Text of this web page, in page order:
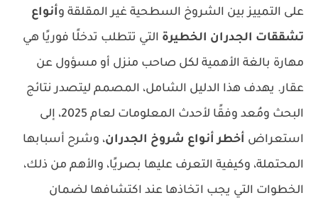
على التمييز بين الشروخ السطحية غير المقلقة وأنواع
تشققات الجدران الخطيرة التي تتطلب تدخلًا فوريًا هي
مهارة بالغة الأهمية لكل صاحب منزل أو مسؤول عن
عقار. يهدف هذا الدليل الشامل، المصمم ليتصدر نتائج
البحث ومُعد وفقًا لأحدث المعلومات لعام 2025، إلى
استعراض أخطر أنواع شروخ الجدران، وشرح أسبابها
المحتملة، وكيفية التعرف عليها بصريًا، والأهم من ذلك،
الخطوات التي يجب اتخاذها عند اكتشافها لضمان